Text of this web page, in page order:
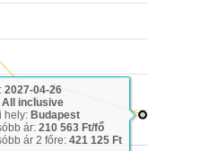
2027-04-26
All inclusive
hely: Budapest
ár:210 563 Ft/fő
ár 2 főre:421 125 Ft